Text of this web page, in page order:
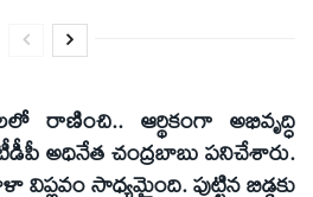
రాణించి.. ఆర్థికంగా అభివృద్ధి
అధినేత చంద్రబాబు పనిచేశారు.
సాధ్యమైంది. పుట్టిన బిడ్డకు